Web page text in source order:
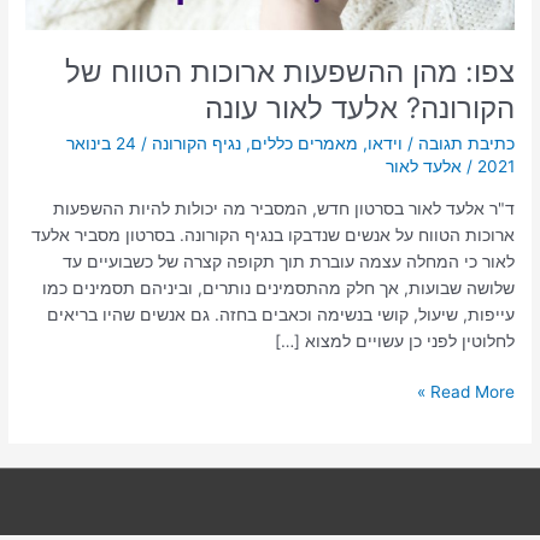
צפו: מהן ההשפעות ארוכות הטווח של
הקורונה? אלעד לאור עונה
כתיבת תגובה / וידאו, מאמרים כללים,נגיף הקורונה /
24 בינואר
2021
/אלעד לאור
ד"ר אלעד לאור בסרטון חדש, המסביר מה יכולות להיות ההשפעות
ארוכות הטווח על אנשים שנדבקו בנגיף הקורונה. בסרטון מסביר אלעד
לאור כי המחלה עצמה עוברת תוך תקופה קצרה של כשבועיים עד
שלושה שבועות, אך חלק מהתסמינים נותרים, וביניהם תסמינים כמו
עייפות, שיעול, קושי בנשימה וכאבים בחזה. גם אנשים שהיו בריאים
לחלוטין לפני כן עשויים למצוא […]
עונה
Read More »